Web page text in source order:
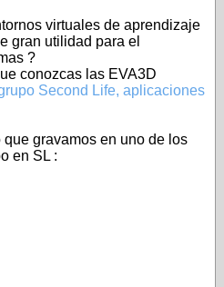
virtuales de aprendizaje
gran utilidad para el
?
conozcas las EVA3D
Second Life, aplicaciones
gravamos en uno de los
en SL :